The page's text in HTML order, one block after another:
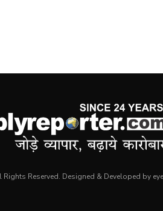
Reserved. Designed & Developed by